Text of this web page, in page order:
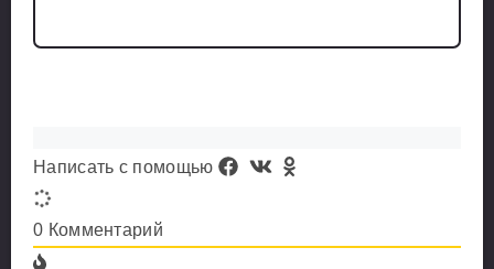
Написать с помощью
0 Комментарий